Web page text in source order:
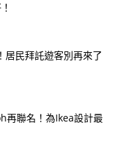
居民拜託遊客別再來了
聯名！為Ikea設計最